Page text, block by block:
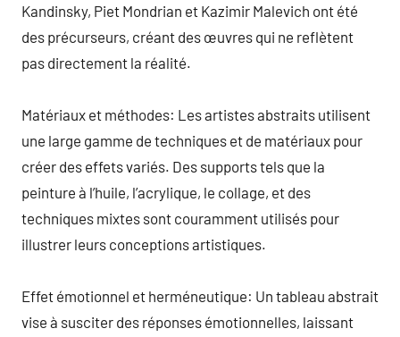
Kandinsky, Piet Mondrian et Kazimir Malevich ont été
des précurseurs, créant des œuvres qui ne reflètent
pas directement la réalité.
Matériaux et méthodes: Les artistes abstraits utilisent
une large gamme de techniques et de matériaux pour
créer des effets variés. Des supports tels que la
peinture à l’huile, l’acrylique, le collage, et des
techniques mixtes sont couramment utilisés pour
illustrer leurs conceptions artistiques.
Effet émotionnel et herméneutique: Un tableau abstrait
vise à susciter des réponses émotionnelles, laissant